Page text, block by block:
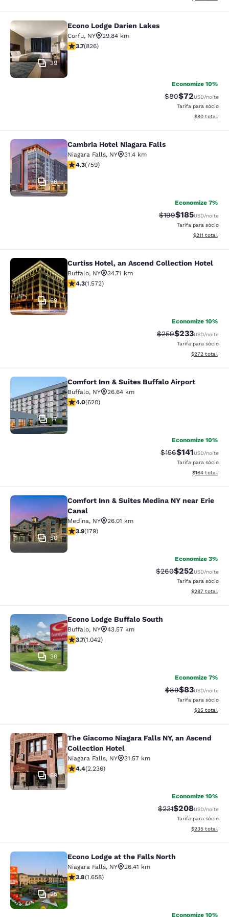
Econo Lodge Darien Lakes
39
Econo Lodge Darien Lakes
Corfu, NY
29.84 km
classificação 3.69 estrelas. Bom. 826 avaliações
3.7(826)
Economize 10%
Tarifa anterior
$80Tarifa com
$72USD/noite
Tarifa para sócio
Exibir
$80 total
Cambria Hotel Niagara Falls
56
Cambria Hotel Niagara Falls
Niagara Falls, NY
31.4 km
classificação 4.26 estrelas. Excelente. 759 avaliações
4.3(759)
Economize 7%
Tarifa anterior
$199Tarifa com
$185USD/noite
Tarifa para sócio
Exibir
$211 total
Curtiss Hotel, an Ascend Collection
69
Curtiss Hotel, an Ascend Collection Hotel
Buffalo, NY
34.71 km
classificação 4.32 estrelas. Excelente. 1572 avaliações
4.3(1.572)
Economize 10%
Tarifa anterior
$259Tarifa com
$233USD/noite
Tarifa para sócio
Exibir
$272 total
Comfort Inn & Suites Buffalo Airport
17
Comfort Inn & Suites Buffalo Airport
Buffalo, NY
26.64 km
classificação 3.96 estrelas. Bom. 620 avaliações
4.0(620)
Economize 10%
Tarifa anterior
$156Tarifa com
$141USD/noite
Tarifa para sócio
Exibir
$164 total
Comfort Inn & Suites Medina NY
50
Comfort Inn & Suites Medina NY near Erie
Canal
Medina, NY
26.01 km
classificação 3.94 estrelas. Bom. 179 avaliações
3.9(179)
Economize 3%
Tarifa anterior
$260Tarifa com
$252USD/noite
Tarifa para sócio
Exibir
$287 total
Econo Lodge Buffalo South
30
Econo Lodge Buffalo South
Buffalo, NY
43.57 km
classificação 3.66 estrelas. Bom. 1042 avaliações
3.7(1.042)
Economize 7%
Tarifa anterior
$89Tarifa com
$83USD/noite
Tarifa para sócio
Exibir
$95 total
The Giacomo Niagara Falls NY, an
69
The Giacomo Niagara Falls NY, an Ascend
Collection Hotel
Niagara Falls, NY
31.57 km
classificação 4.37 estrelas. Excelente. 2236
4.4(2.236)
Economize 10%
Tarifa anterior
$231Tarifa com
$208USD/noite
Tarifa para sócio
Exibir
$235 total
Econo Lodge at the Falls North
25
Econo Lodge at the Falls North
Niagara Falls, NY
26.41 km
classificação 3.77 estrelas. Bom. 1658 avaliações
3.8(1.658)
Economize 10%